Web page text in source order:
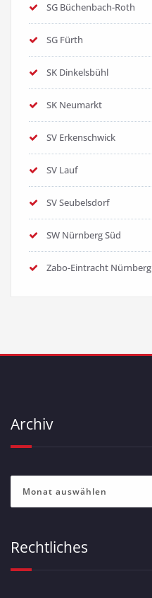
SG Büchenbach-Roth
SG Fürth
SK Dinkelsbühl
SK Neumarkt
SV Erkenschwick
SV Lauf
SV Seubelsdorf
SW Nürnberg Süd
Zabo-Eintracht Nürnberg
Archiv
Rechtliches